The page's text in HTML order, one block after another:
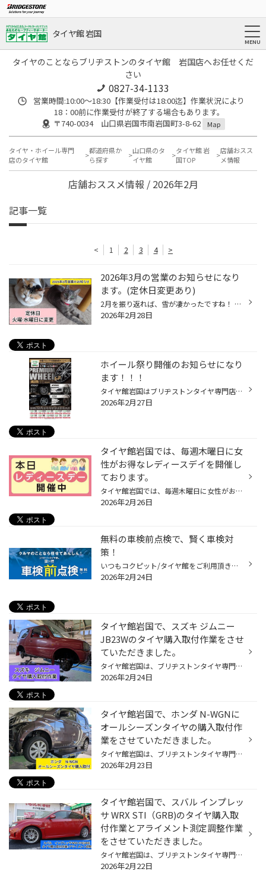
タイヤ館 岩国
タイヤのことならブリヂストンのタイヤ館 岩国店へお任せくだ
さい
0827-34-1133
営業時間:10:00〜18:30【作業受付は18:00迄】作業状況により
18：00前に作業受付が終了する場合もあります。
〒740-0034 山口県岩国市南岩国町3-8-62
Map
タイヤ・ホイール専門
店のタイヤ館
都道府県か
ら探す
山口県のタ
イヤ館
タイヤ館 岩
国TOP
店舗おスス
メ情報
店舗おススメ情報 / 2026年2月
記事一覧
< 1 2 3 4 >
2026年3月の営業のお知らせになり
ます。(定休日変更あり)
2月を振り返れば、雪が凄かったですね！ あれだけ大騒ぎになったのも初めてでしたよ・・・ 明日になればもう3月だなんてこれも驚きですわ。 では、その2026年3月の営業のお知らせになります。 再びですが、定休日変更もあります！！ 3/3(火) 3/4(水) 3/10(火) 3/11(水) 3/17(火) 3/18(水) 3/24(火) ...
2026年2月28日
ホイール祭り開催のお知らせになり
ます！！！
タイヤ館岩国はブリヂストンタイヤ専門店になります。 なんと、4/4(土)～4/5(日)でホイール祭り開催となりました。 素敵なホイールをお探しのア・ナ・タ☆☆☆ この機会にいかがでしょうか？ 期間中にご成約のお客様には当店指定のロックナットセット(一部の国産車・輸入車は対象外になります。)をお渡...
2026年2月27日
タイヤ館岩国では、毎週木曜日に女
性がお得なレディースデイを開催し
ております。
タイヤ館岩国では、毎週木曜日に女性がお得なレディースデイを開催しております。 最近、タイヤの空気圧点検やオイル交換されましたか? ★タイヤの空気圧点検目安…1ヵ月に1回。 ★エンジンオイルのおすすめ交換目安 …3ヵ月～半年or 3000～5000kmに一度。 (使用状況に合わせて…定期点検/交換おすすめし...
2026年2月26日
無料の車検前点検で、賢く車検対
策！
いつもコクピット/タイヤ館をご利用頂きありがとうございます。 今回は、コクピット/タイヤ館がオススメする「車検前点検」についてご紹介いたします。 【車検前点検は、出費を集中させない、かしこい車検対策です】 ・車検って何？よく分からなくて不安・・・。 ・できれば車検の出費を抑えたい・...
2026年2月24日
タイヤ館岩国で、スズキ ジムニー
JB23Wのタイヤ購入取付作業をさせ
ていただきました。
タイヤ館岩国は、ブリヂストンタイヤ専門店になります。 今回は初めて来られたスズキ ジムニー JB23Wのお客様からの依頼でタイヤ購入取付作業をさせていただきました。 今回取り付けするタイヤはコチラ！！ アレンザ LX200 新しいタイヤを組み付けして安全柵に入れて空気圧を充填していきます。 空...
2026年2月24日
タイヤ館岩国で、ホンダ N-WGNに
オールシーズンタイヤの購入取付作
業をさせていただきました。
タイヤ館岩国は、ブリヂストンタイヤ専門店になります。 今回は初めて来られたホンダ N-WGNお客様からの依頼でオールシーズンタイヤの購入取付作業をさせていただきました。 今回取り付けするオールシーズンタイヤはコチラ！！ マルチウェザー2 今までのタイヤを取り外してオールシーズンタイヤを組...
2026年2月23日
タイヤ館岩国で、スバル インプレッ
サ WRX STI（GRB)のタイヤ購入取
付作業とアライメント測定調整作業
をさせていただきました。
タイヤ館岩国は、ブリヂストンタイヤ専門店になります。 今回はいつもご利用されているスバル インプレッサ WRX STI(GRB)お客様からの依頼でタイヤ購入取付作業とアライメント測定調整作業をさせていただきました。 今回取り付けするタイヤはコチラ！！ ポテンザ S007A 車からタイヤホイールを取り...
2026年2月22日